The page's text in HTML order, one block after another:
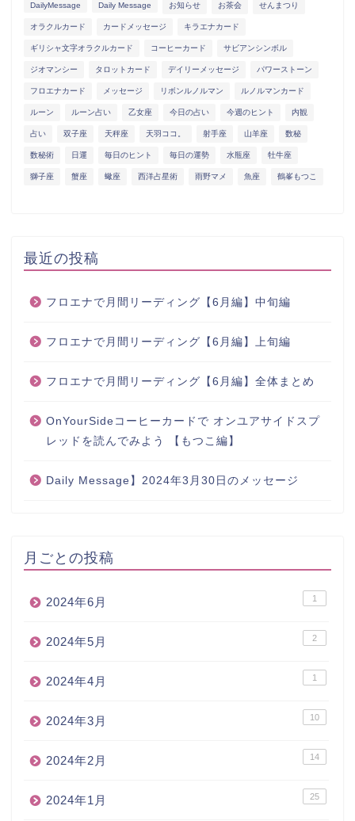
DailyMessage Daily Message お知らせ お茶会 せんまつり
オラクルカード カードメッセージ キラエナカード
ギリシャ文字オラクルカード コーヒーカード サビアンシンボル
ジオマンシー タロットカード デイリーメッセージ パワーストーン
フロエナカード メッセージ リボンルノルマン ルノルマンカード
ルーン ルーン占い 乙女座 今日の占い 今週のヒント 内観
占い 双子座 天秤座 天羽ココ。 射手座 山羊座 数秘
数秘術 日運 毎日のヒント 毎日の運勢 水瓶座 牡牛座
獅子座 蟹座 蠍座 西洋占星術 雨野マメ 魚座 鶴峯もつこ
最近の投稿
フロエナで月間リーディング【6月編】中旬編
フロエナで月間リーディング【6月編】上旬編
フロエナで月間リーディング【6月編】全体まとめ
OnYourSideコーヒーカードで オンユアサイドスプ
レッドを読んでみよう 【もつこ編】
Daily Message】2024年3月30日のメッセージ
月ごとの投稿
2024年6月 1
2024年5月 2
2024年4月 1
2024年3月 10
2024年2月 14
2024年1月 25